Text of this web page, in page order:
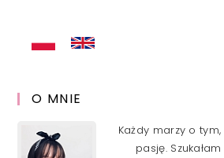
O MNIE
Każdy marzy o
pasję.